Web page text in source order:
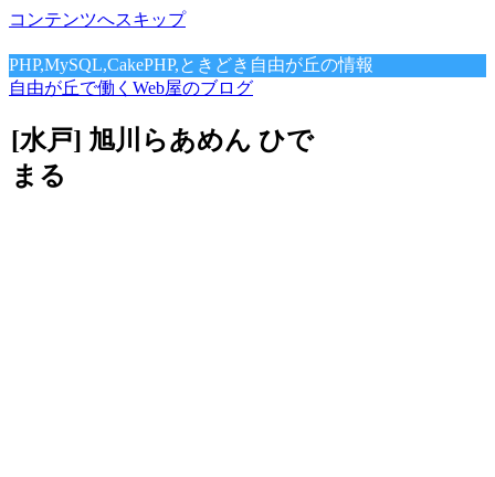
コンテンツへスキップ
PHP,MySQL,CakePHP,ときどき自由が丘の情報
自由が丘で働くWeb屋のブログ
[水戸] 旭川らあめん ひで
まる